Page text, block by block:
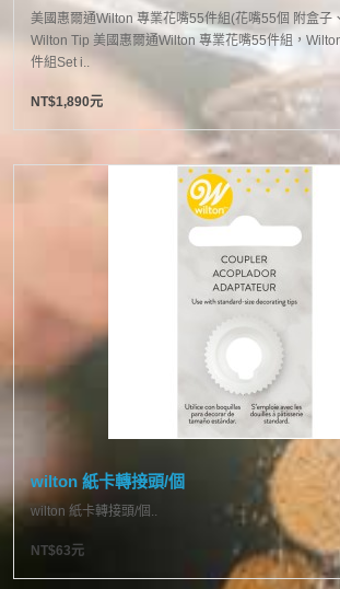
美國惠爾通Wilton 專業花嘴55件組(花嘴55個 附盒子
Wilton Tip 美國惠爾通Wilton 專業花嘴55件組，
件組Set i..
NT$1,890元
wilton 紙卡轉接頭/個
wilton 紙卡轉接頭/個..
NT$63元